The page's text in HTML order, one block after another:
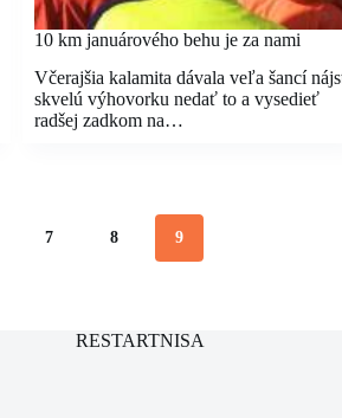
10 km januárového behu je za nami
Včerajšia kalamita dávala veľa šancí
skvelú výhovorku nedať to a vysedieť
radšej zadkom na…
7 8 9
RESTARTNISA